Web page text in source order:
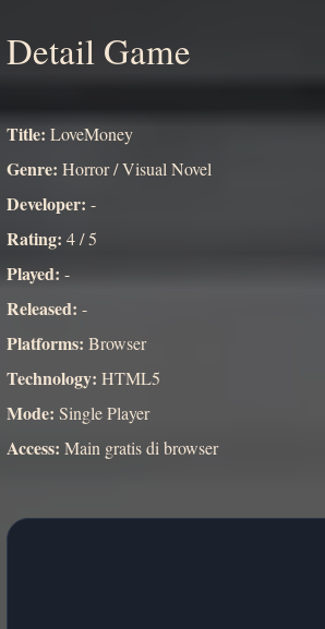
Detail Game
Title: LoveMoney
Genre: Horror / Visual Novel
Developer: -
Rating: 4 / 5
Played: -
Released: -
Platforms: Browser
Technology: HTML5
Mode: Single Player
Access: Main gratis di browser